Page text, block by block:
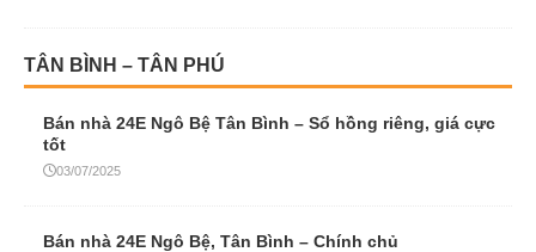
TÂN BÌNH – TÂN PHÚ
Bán nhà 24E Ngô Bệ Tân Bình – Sổ hồng riêng, giá cực
tốt
03/07/2025
Bán nhà 24E Ngô Bệ, Tân Bình – Chính chủ